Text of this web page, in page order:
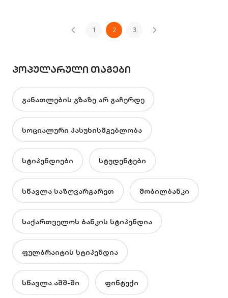
1 2 3
ᲞᲝᲞᲣᲚᲐᲠᲣᲚᲘ ᲗᲐᲒᲔᲑᲘ
განათლების გზაზე არ გაჩერდე
სოციალური პასუხისმგებლობა
სტიპენდიები სტუდენტები
სწავლა საზღვარგარეთ მობილბანკი
საქართველოს ბანკის სტიპენდია
ფულბრაიტის სტიპენდია
სწავლა აშშ-ში ფინტექი